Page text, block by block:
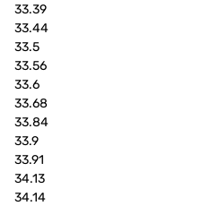
33.39
33.44
33.5
33.56
33.6
33.68
33.84
33.9
33.91
34.13
34.14